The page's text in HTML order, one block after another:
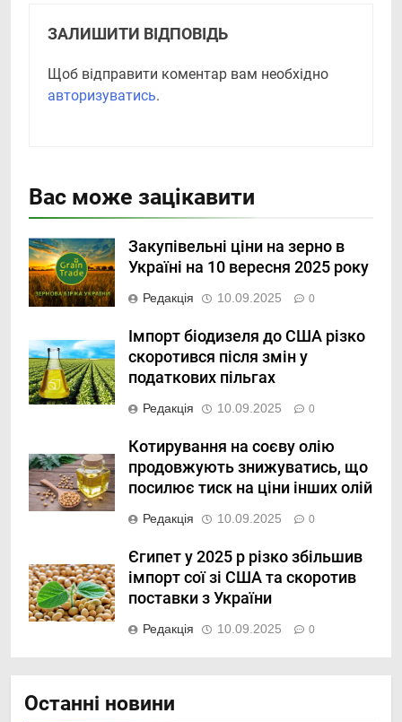
ЗАЛИШИТИ ВІДПОВІДЬ
Щоб відправити коментар вам необхідно
авторизуватись.
Вас може зацікавити
Закупівельні ціни на зерно в
Україні на 10 вересня 2025 року
Редакція 10.09.2025 0
Імпорт біодизеля до США різко
скоротився після змін у
податкових пільгах
Редакція 10.09.2025 0
Котирування на соєву олію
продовжують знижуватись, що
посилює тиск на ціни інших олій
Редакція 10.09.2025 0
Єгипет у 2025 р різко збільшив
імпорт сої зі США та скоротив
поставки з України
Редакція 10.09.2025 0
Останні новини